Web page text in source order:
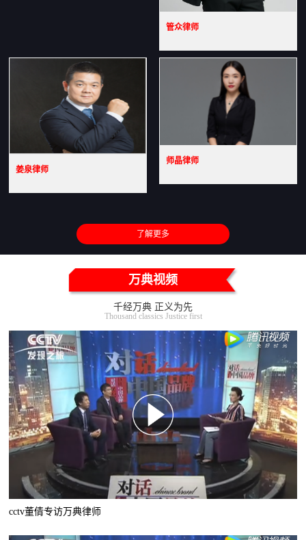
管众律师
姜泉律师
师晶律师
了解更多
万典视频
千经万典 正义为先
Thousand classics Justice first
cctv董倩专访万典律师